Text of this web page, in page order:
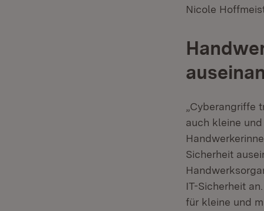
Nicole
auch kleine
Sicherheit
IT-Sicherheit
für kleine und